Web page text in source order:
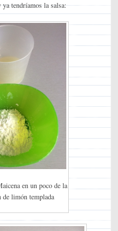
ya tendríamos la salsa:
en un poco de la
de limón templada